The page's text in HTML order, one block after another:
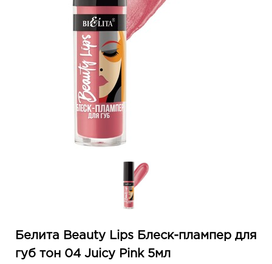
Белита Beauty Lips Блеск-плампер для
губ тон 04 Juicy Pink 5мл